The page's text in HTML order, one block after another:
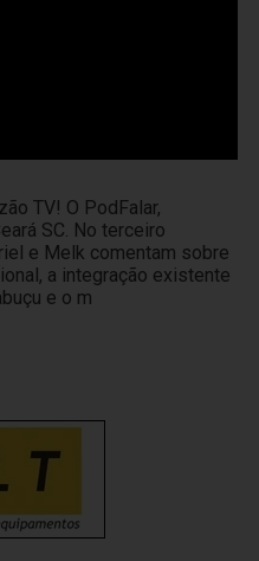
TV! O PodFalar,
SC. No terceiro
e Melk comentam sobre
a integração existente
e o m